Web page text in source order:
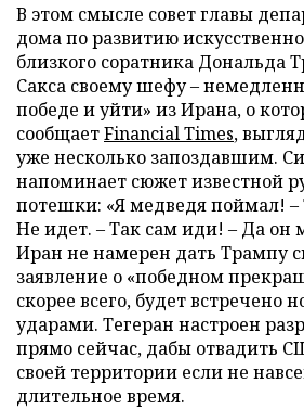
В этом смысле совет главы
дома по развитию
близкого соратника Дональда
Сакса своему шефу –
победе и уйти» из Ирана, о
сообщаетFinancial Times,
уже несколько запоздавшим.
напоминает сюжет известной
потешки: «Я медведя поймал! –
Не идет. – Так сам иди! – Да он
Иран не намерен дать Трампу
заявление о «победном
скорее всего, будет
ударами. Тегеран настроен
прямо сейчас, дабы отвадить
своей территории если не
длительное время.